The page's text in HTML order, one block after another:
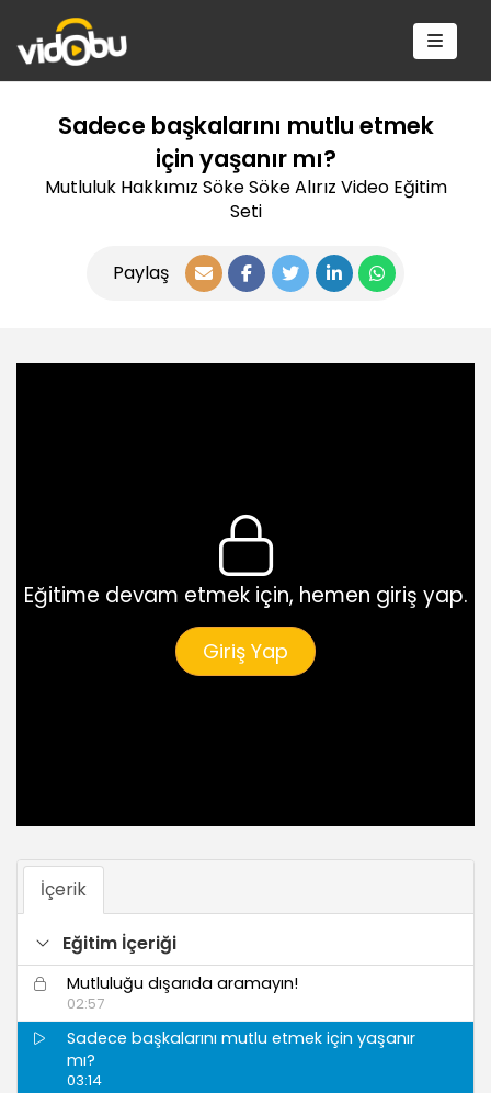
Sadece başkalarını mutlu etmek
için yaşanır mı?
Mutluluk Hakkımız Söke Söke Alırız Video Eğitim
Seti
Paylaş
Eğitime devam etmek için, hemen giriş yap.
Giriş Yap
İçerik
Eğitim İçeriği
Mutluluğu dışarıda aramayın!
02:57
Sadece başkalarını mutlu etmek için yaşanır
mı?
03:14